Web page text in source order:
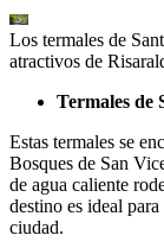
Los termales de
atractivos de
Termales de
Estas termales se
Bosques de San
de agua caliente
destino es ideal
ciudad.